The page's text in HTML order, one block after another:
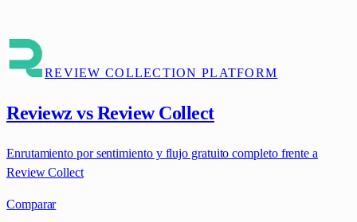
REVIEW COLLECTION PLATFORM
Reviewz vs Review Collect
Enrutamiento por sentimiento y flujo gratuito completo frente a
Review Collect
Comparar